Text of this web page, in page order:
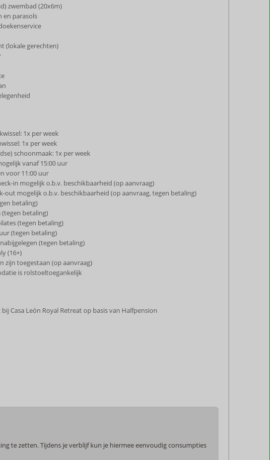
zwembad (20x6m)
en parasols
(lokale gerechten)
1x per week
1x per week
schoonmaak: 1x per week
vanaf 15:00 uur
voor 11:00 uur
in mogelijk o.b.v. beschikbaarheid (op aanvraag)
out mogelijk o.b.v. beschikbaarheid (op aanvraag, tegen betaling)
betaling)
(tegen betaling)
(tegen betaling)
(tegen betaling)
(tegen betaling)
(16+)
zijn toegestaan (op aanvraag)
is rolstoeltoegankelijk
bij Casa León Royal Retreat op basis van Halfpension
te zetten. Tijdens je verblijf kun je hiermee eenvoudig consumpties